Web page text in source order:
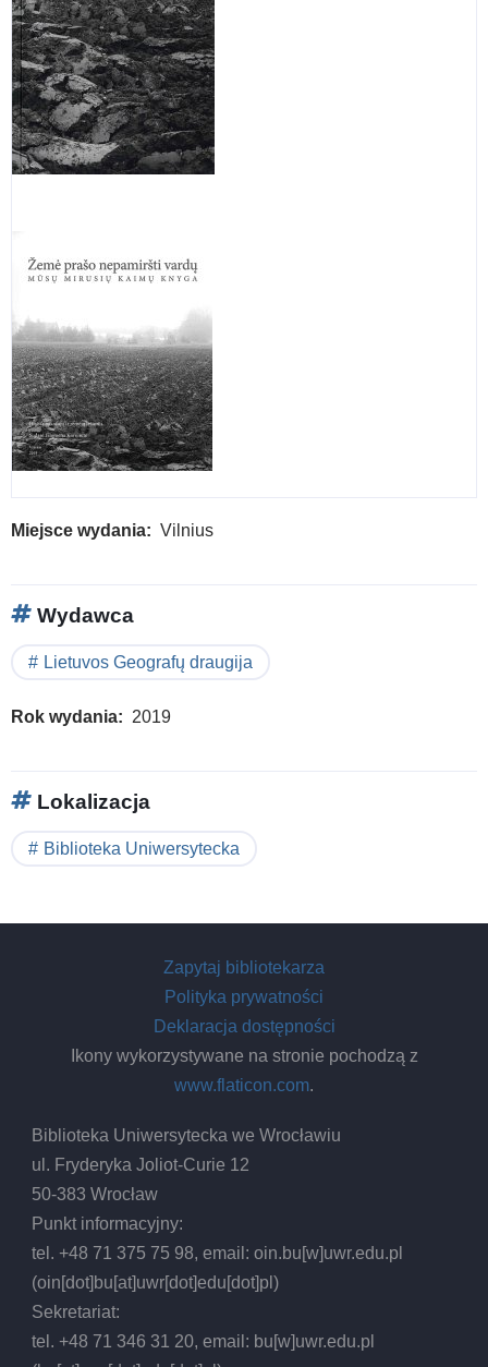
Miejsce wydania Vilnius
Wydawca
Lietuvos Geografų draugija
Rok wydania 2019
Lokalizacja
Biblioteka Uniwersytecka
Zapytaj bibliotekarza
Polityka prywatności
Deklaracja dostępności
Ikony wykorzystywane na stronie pochodzą z
www.flaticon.com.
Biblioteka Uniwersytecka we Wrocławiu
ul. Fryderyka Joliot-Curie 12
50-383 Wrocław
Punkt informacyjny:
tel. +48 71 375 75 98, email:oin.bu[w]uwr.edu.pl
(oin[dot]bu[at]uwr[dot]edu[dot]pl)
Sekretariat:
tel. +48 71 346 31 20, email: bu[w]uwr.edu.pl